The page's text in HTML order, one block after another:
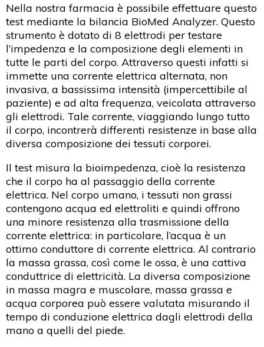
Nella nostra farmacia è possibile effettuare questo
test mediante la bilancia BioMed Analyzer. Questo
strumento è dotato di 8 elettrodi per testare
l’impedenza e la composizione degli elementi in
tutte le parti del corpo. Attraverso questi infatti si
immette una corrente elettrica alternata, non
invasiva, a bassissima intensità (impercettibile al
paziente) e ad alta frequenza, veicolata attraverso
gli elettrodi. Tale corrente, viaggiando lungo tutto
il corpo, incontrerà differenti resistenze in base alla
diversa composizione dei tessuti corporei.
Il test misura la bioimpedenza, cioè la resistenza
che il corpo ha al passaggio della corrente
elettrica. Nel corpo umano, i tessuti non grassi
contengono acqua ed elettroliti e quindi offrono
una minore resistenza alla trasmissione della
corrente elettrica: in particolare, l’acqua è un
ottimo conduttore di corrente elettrica. Al contrario
la massa grassa, così come le ossa, è una cattiva
conduttrice di elettricità. La diversa composizione
in massa magra e muscolare, massa grassa e
acqua corporea può essere valutata misurando il
tempo di conduzione elettrica dagli elettrodi della
mano a quelli del piede.